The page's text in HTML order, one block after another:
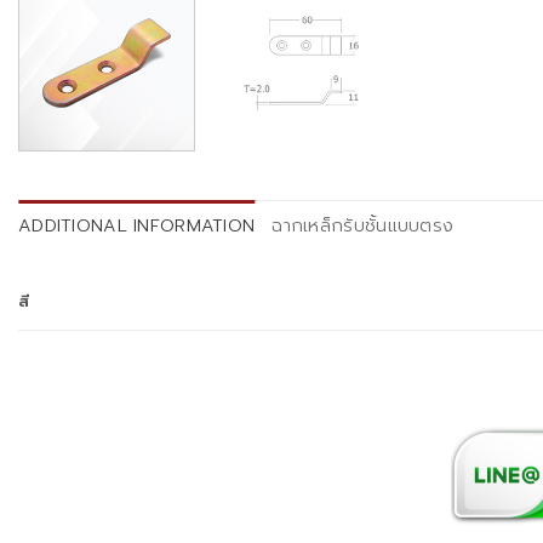
ADDITIONAL INFORMATION ฉากเหล็กรับชั้นแบบตรง
สี